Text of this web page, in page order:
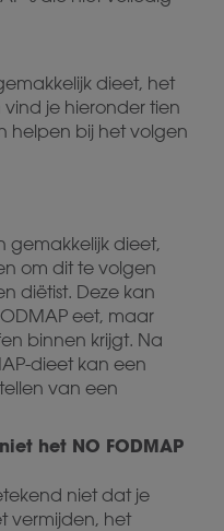
dieet, het
je hieronder tien
helpen bij het volgen
gemakkelijk dieet,
om dit te volgen
diëtist. Deze kan
eet, maar
binnen krijgt. Na
dieet kan een
van een
het NO FODMAP
niet dat je
vermijden, het